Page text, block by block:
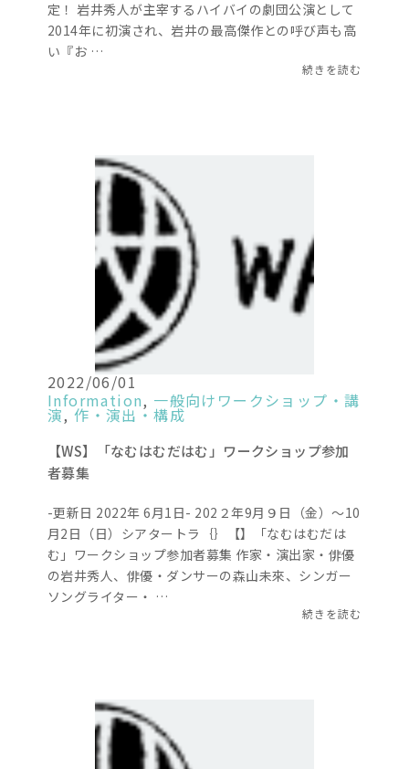
定！ 岩井秀人が主宰するハイバイの劇団公演として
2014年に初演され、岩井の最高傑作との呼び声も高
い『お …
続きを読む
2022/06/01
Information, 一般向けワークショップ・講
演,作・演出・構成
【WS】「なむはむだはむ」ワークショップ参加
者募集
-更新日 2022年 6月1日- 202２年9月９日（金）～10
月2日（日）シアタートラ｛｝【】「なむはむだは
む」ワークショップ参加者募集 作家・演出家・俳優
の岩井秀人、俳優・ダンサーの森山未來、シンガー
ソングライター・ …
続きを読む